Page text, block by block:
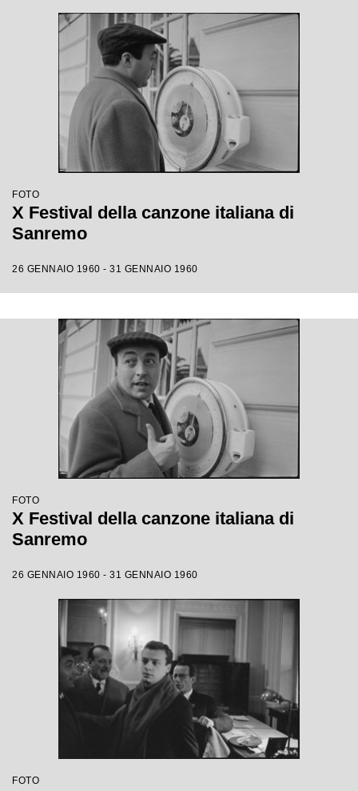
FOTO
X Festival della canzone italiana di
Sanremo
26 GENNAIO 1960 - 31 GENNAIO 1960
FOTO
X Festival della canzone italiana di
Sanremo
26 GENNAIO 1960 - 31 GENNAIO 1960
FOTO